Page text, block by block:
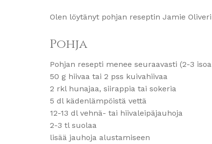
Olen löytänyt pohjan reseptin Jamie
Pohja
Pohjan resepti menee seuraavasti (2-3
50 g hiivaa tai 2 pss kuivahiivaa
2 rkl hunajaa, siirappia tai sokeria
5 dl kädenlämpöistä vettä
12-13 dl vehnä- tai hiivaleipäjauhoja
2-3 tl suolaa
lisää jauhoja alustamiseen